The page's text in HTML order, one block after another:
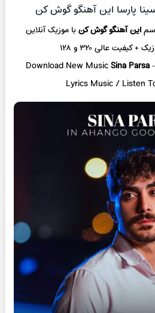
پارسا این آهنگو گوش کن
این آهنگو گوش کنبا موزیک آنلاین
عالی ۳۲۰ و ۱۲۸
Download New MusicSina Parsa
Lyrics Music / Listen